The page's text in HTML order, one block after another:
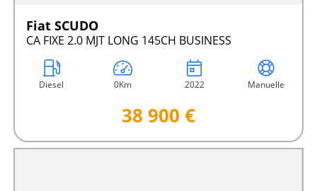
Fiat SCUDO
CA FIXE 2.0 MJT LONG 145CH BUSINESS
Diesel 0Km 2022 Manuelle
38 900 €